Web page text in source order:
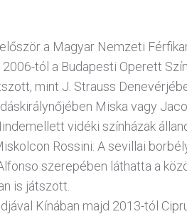
a Magyar Nemzeti
2006-tól a Budapesti Operett
mint J. Strauss
Miska vagy
vidéki színházak
Rossini: A sevillai
szerepében láthatta a
is játszott.
Kínában majd 2013-tól